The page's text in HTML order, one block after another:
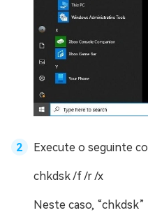
Execute o seguinte
chkdsk /f /r /x
Neste caso,